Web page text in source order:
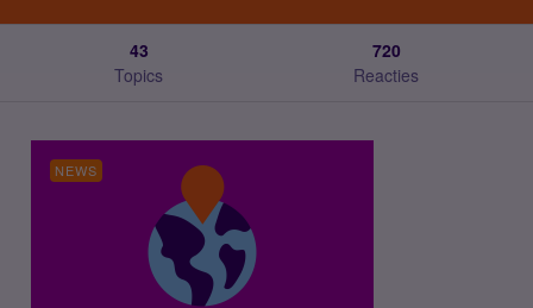
43
Topics
720
Reacties
NEWS